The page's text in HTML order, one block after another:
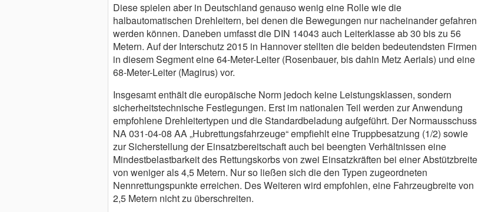
Diese spielen aber in Deutschland genauso wenig eine Rolle wie die
halbautomatischen Drehleitern, bei denen die Bewegungen nur nacheinander gefahren
werden können. Daneben umfasst die DIN 14043 auch Leiterklasse ab 30 bis zu 56
Metern. Auf der Interschutz 2015 in Hannover stellten die beiden bedeutendsten Firmen
in diesem Segment eine 64-Meter-Leiter (Rosenbauer, bis dahin Metz Aerials) und eine
68-Meter-Leiter (Magirus) vor.
Insgesamt enthält die europäische Norm jedoch keine Leistungsklassen, sondern
sicherheitstechnische Festlegungen. Erst im nationalen Teil werden zur Anwendung
empfohlene Drehleitertypen und die Standardbeladung aufgeführt. Der Normausschuss
NA 031-04-08 AA „Hubrettungsfahrzeuge“ empfiehlt eine Truppbesatzung (1/2) sowie
zur Sicherstellung der Einsatzbereitschaft auch bei beengten Verhältnissen eine
Mindestbelastbarkeit des Rettungskorbs von zwei Einsatzkräften bei einer Abstützbreite
von weniger als 4,5 Metern. Nur so ließen sich die den Typen zugeordneten
Nennrettungspunkte erreichen. Des Weiteren wird empfohlen, eine Fahrzeugbreite von
2,5 Metern nicht zu überschreiten.